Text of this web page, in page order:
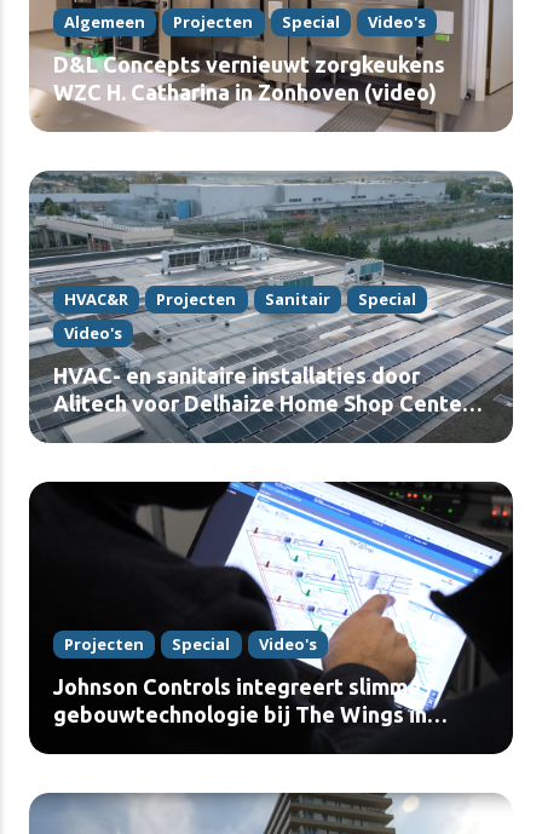
Algemeen Projecten Special Video's
D&L Concepts vernieuwt zorgkeukens
WZC H. Catharina in Zonhoven (video)
HVAC&R Projecten Sanitair
Special
Video's
HVAC- en sanitaire installaties door
Alitech voor Delhaize Home Shop Center
in Vorst (video)
Projecten Special Video's
Johnson Controls integreert slimme
gebouwtechnologie bij The Wings in